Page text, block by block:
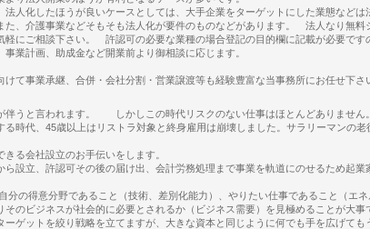
人化したほうが良いケースとしては、大手企業をターゲットにした業態などは
た、介護事業などそもそも法人化が要件のものなどがあります。 法人なり無料
軽にご相談下さい。 許認可の必要な業種の場合登記の目的欄に記載が必要です
事業計画、助成金など開業前より御相談に応じます。
けて事業承継、合併・会社分割・営業譲渡等も経験豊富な当事務所にお任せ下さ
伴うと言われます。 しかしこの時代リスクのない仕事はほとんどありません。
時代、45歳以上はリストラ対象と終身雇用は崩壊しました。サラリーマンの老
る会社設立のお手伝いをします。
設立、許認可その後の届け出、会計労務処理まで事業を軌道にのせるため起業
の得意分野であること（技術、差別化能力）、やりたい仕事であること（エ
そのビジネスが社会的に必要とされるか（ビジネス需要）を見極めることが大事
ゲットを絞り戦略を立てますが、大きな資本と同じように何でも手を広げても